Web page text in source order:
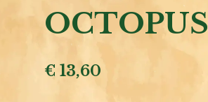
OCTOPUS
€ 13,60